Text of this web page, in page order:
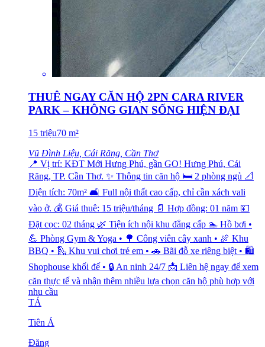
THUÊ NGAY CĂN HỘ 2PN CARA RIVER
PARK – KHÔNG GIAN SỐNG HIỆN ĐẠI
15 triệu70 m²
Vũ Đình Liệu, Cái Răng, Cần Thơ
📍 Vị trí: KĐT Mới Hưng Phú, gần GO! Hưng Phú, Cái
Răng, TP. Cần Thơ. ✨ Thông tin căn hộ 🛏️ 2 phòng ngủ 📐
Diện tích: 70m² 🛋️ Full nội thất cao cấp, chỉ cần xách vali
vào ở. 💰 Giá thuê: 15 triệu/tháng 📄 Hợp đồng: 01 năm 💴
Đặt cọc: 02 tháng 🌿 Tiện ích nội khu đẳng cấp 🏊 Hồ bơi •
💪 Phòng Gym & Yoga • 🌳 Công viên cây xanh • 🍖 Khu
BBQ • 🛝 Khu vui chơi trẻ em • 🚗 Bãi đỗ xe riêng biệt • 🛍️
Shophouse khối đế • 🔒 An ninh 24/7 📩 Liên hệ ngay để xem
căn thực tế và nhận thêm nhiều lựa chọn căn hộ phù hợp với
nhu cầu
TÁ
Tiên Á
Đăng